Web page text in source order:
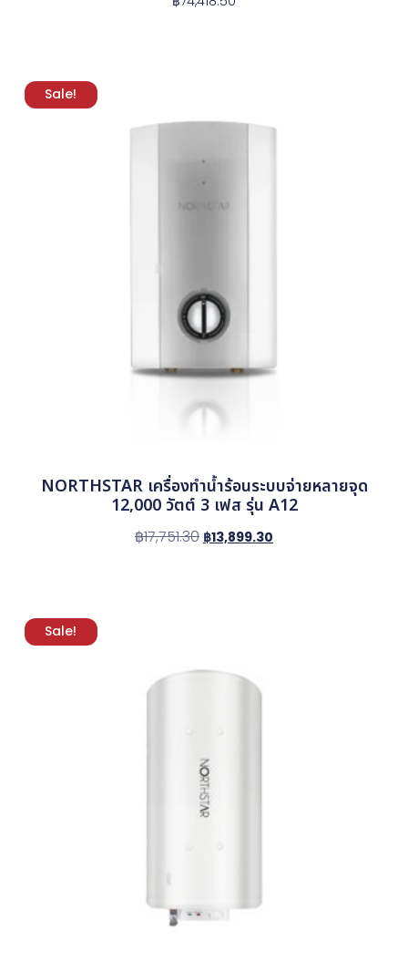
Sale!
NORTHSTAR เครื่องทำน้ำร้อนระบบจ่ายหลายจุด
12,000 วัตต์ 3 เฟส รุ่น A12
฿17,751.30 ฿13,899.30
Sale!